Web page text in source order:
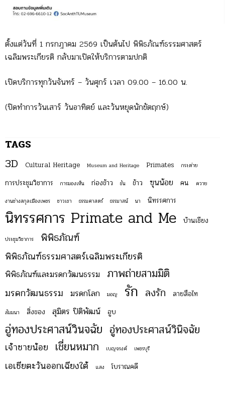
ตั้งแต่วันที่ 1 กรกฎาคม 2569 เป็นต้นไป พิพิธภัณฑ์ธรรมศาสตร์
เฉลิมพระเกียรติ กลับมาเปิดให้บริการตามปกติ
เปิดบริการทุกวันจันทร์ – วันศุกร์ เวลา 09.00 – 16.00 น.
(ปิดทำการวันเสาร์ วันอาทิตย์ และวันหยุดนักขัตฤกษ์)
TAGS
3D Cultural Heritage Museum and Heritage Primates กระต่าย
การประชุมวิชาการ การมองเห็น ก่องข้าว ขัน ข้าว ฃุนน้อย คน ควาย
งานช่างสกุลเมืองเพชร ชาวเขา ธรรมศาสตร์ ธรรมาสน์ นา นิทรรศการ
นิทรรศการ Primate and Me บ้านเชียง
ประชุมวิชาการ พิพิธภัณฑ์
พิพิธภัณฑ์ธรรมศาสตร์เฉลิมพระเกียรติ
พิพิธภัณฑ์และมรดกวัฒนธรรม ภาพถ่ายสามมิติ
มรดกวัฒนธรรม มรดกโลก มอญ รัก ลงรัก ลายสือไท
สัมมนา สิ่งของ สุมิตร ปิติพัฒน์ อูบ
อู่ทองประศาสน์วินจฉัย อู่ทองประศาสน์วินิจฉัย
เจ้าชายน้อย เชี่ยนหมาก เบญจรงค์ เพชรบุรี
เอเชียตะวันออกเฉียงใต้ แสง โบราณคดี